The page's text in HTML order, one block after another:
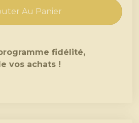
Au Panier
fidélité,
vos achats !